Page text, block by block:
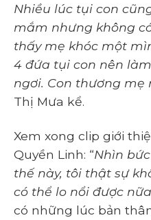
Nhiều lúc tụi con
mắm nhưng không
thấy mẹ khóc một
4 đứa tụi con nên
ngơi. Con thương mẹ
Thị Mưa kể.
Xem xong clip giới
Quyền Linh: “Nhìn
thế này, tôi thật sự
có thể lo nổi được nữa
có những lúc bản